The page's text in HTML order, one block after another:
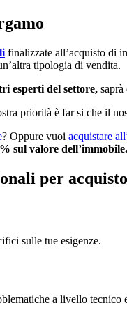
finalizzate all’acquisto di
tipologia di vendita.
esperti del settore, saprà
priorità è far si che il
? Oppure vuoi acquistare
sul valore dell’immobile.
per
sulle tue esigenze.
a livello